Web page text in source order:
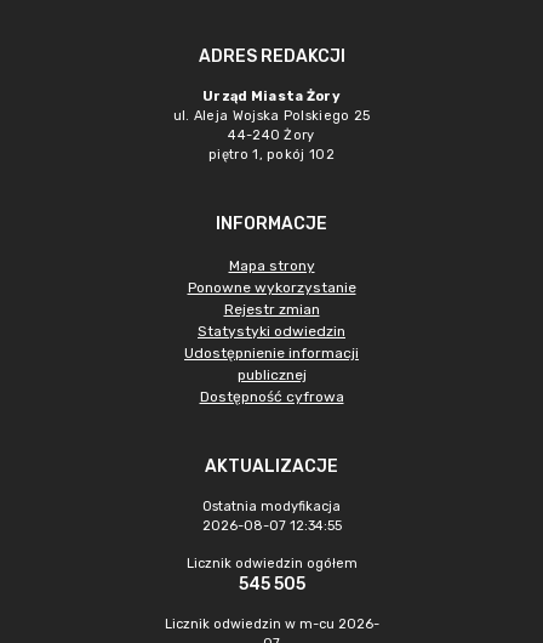
ADRES REDAKCJI
Urząd Miasta Żory
ul. Aleja Wojska Polskiego 25
44-240 Żory
piętro 1, pokój 102
INFORMACJE
Mapa strony
Ponowne wykorzystanie
Rejestr zmian
Statystyki odwiedzin
Udostępnienie informacji
publicznej
Dostępność cyfrowa
AKTUALIZACJE
Ostatnia modyfikacja
2026-08-07 12:34:55
Licznik odwiedzin ogółem
545 505
Licznik odwiedzin w m-cu 2026-